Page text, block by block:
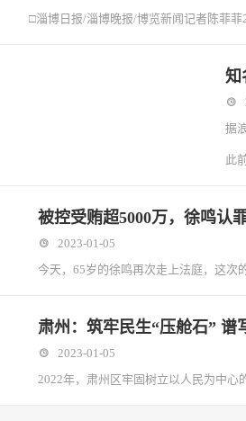
□淄博日报/淄博晚报/博览新闻记者陈菲
知
据
此
被控受贿超5000万，徐鸣认
2023-01-05
今天，65岁的徐鸣再次走上法庭，这次
肃州：筑牢民生“压舱石” 谱
2023-01-05
2022年，肃州区牢固树立以人民为中心